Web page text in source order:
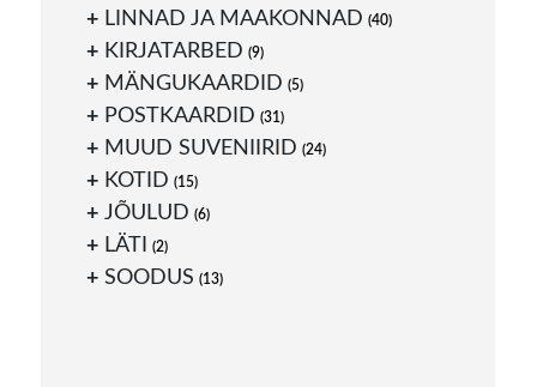
LINNAD JA MAAKONNAD (40)
KIRJATARBED (9)
MÄNGUKAARDID (5)
POSTKAARDID (31)
MUUD SUVENIIRID (24)
KOTID (15)
JÕULUD (6)
LÄTI (2)
SOODUS (13)